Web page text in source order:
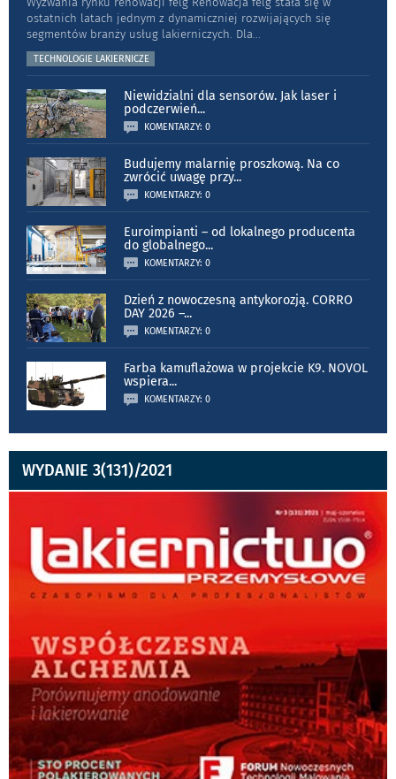
ostatnich latach jednym z dynamiczniej rozwijających się
segmentów branży usług lakierniczych. Dla...
TECHNOLOGIE LAKIERNICZE
Niewidzialni dla sensorów. Jak laser i
podczerwień...
KOMENTARZY: 0
Budujemy malarnię proszkową. Na co
zwrócić uwagę przy...
KOMENTARZY: 0
Euroimpianti – od lokalnego producenta
do globalnego...
KOMENTARZY: 0
Dzień z nowoczesną antykorozją. CORRO
DAY 2026 –...
KOMENTARZY: 0
Farba kamuflażowa w projekcie K9. NOVOL
wspiera...
KOMENTARZY: 0
WYDANIE 3(131)/2021